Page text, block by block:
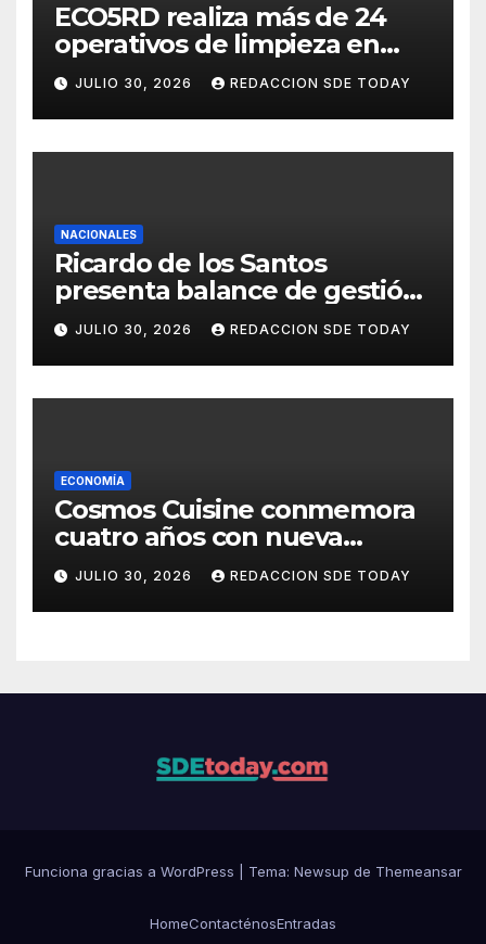
ECO5RD realiza más de 24
operativos de limpieza en
diferentes provincias y
municipios del país
JULIO 30, 2026 REDACCION SDE TODAY
NACIONALES
Ricardo de los Santos
presenta balance de gestión
con 416 iniciativas aprobadas
y avances históricos en el
Senado
JULIO 30, 2026 REDACCION SDE TODAY
ECONOMÍA
Cosmos Cuisine conmemora
cuatro años con nueva
administración y nuevos
sabores
JULIO 30, 2026 REDACCION SDE TODAY
Funciona gracias a WordPress Tema: Newsup de Themeansar
HomeContacténosEntradas